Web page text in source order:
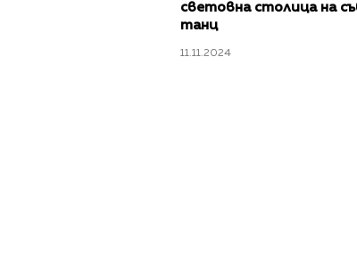
световна столица на
танц
11.11.2024